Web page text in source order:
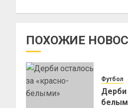
ПОХОЖИЕ
Футбол
Дерби